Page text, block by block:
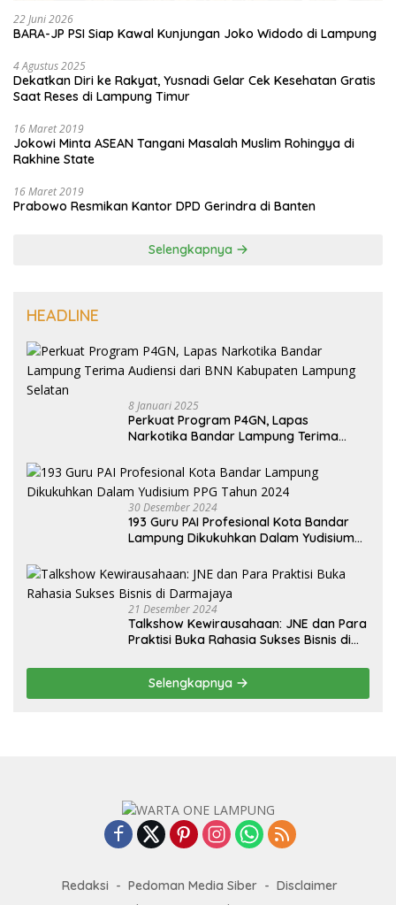
22 Juni 2026
BARA-JP PSI Siap Kawal Kunjungan Joko Widodo di Lampung
4 Agustus 2025
Dekatkan Diri ke Rakyat, Yusnadi Gelar Cek Kesehatan Gratis
Saat Reses di Lampung Timur
16 Maret 2019
Jokowi Minta ASEAN Tangani Masalah Muslim Rohingya di
Rakhine State
16 Maret 2019
Prabowo Resmikan Kantor DPD Gerindra di Banten
Selengkapnya
HEADLINE
8 Januari 2025
Perkuat Program P4GN, Lapas
Narkotika Bandar Lampung Terima
Selatan
30 Desember 2024
193 Guru PAI Profesional Kota Bandar
Lampung Dikukuhkan Dalam Yudisium
21 Desember 2024
Talkshow Kewirausahaan: JNE dan Para
Praktisi Buka Rahasia Sukses Bisnis di
Selengkapnya
Redaksi Pedoman Media Siber
Disclaimer